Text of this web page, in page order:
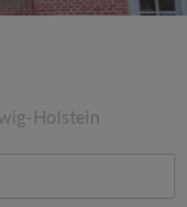
Holstein